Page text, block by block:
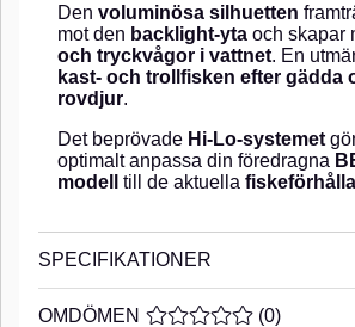
Den voluminösa silhuetten
mot den backlight-yta och skapar
och tryckvågor i vattnet. En
kast- och trollfisken efter gädda
rovdjur.
Det beprövade Hi-Lo-systemet
optimalt anpassa din föredragna
modell
till de aktuella
SPECIFIKATIONER
OMDÖMEN MEDELBETYG 0 AV 5
(0)